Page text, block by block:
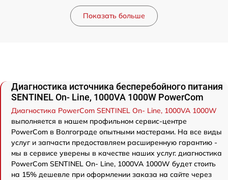
Показать больше
Диагностика источника бесперебойного питания
SENTINEL On- Line, 1000VA 1000W PowerCom
Диагностика PowerCom SENTINEL On- Line, 1000VA 1000W
выполняется в нашем профильном сервис-центре
PowerCom в Волгограде опытными мастерами. На все виды
услуг и запчасти предоставляем расширенную гарантию -
мы в сервисе уверены в качестве наших услуг. диагностика
PowerCom SENTINEL On- Line, 1000VA 1000W будет стоить
на 15% дешевле при оформлении заказа на сайте через